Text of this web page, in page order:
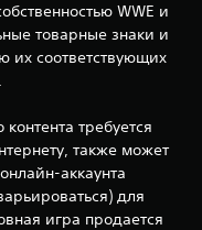
ц
н
о
к
WWE и
товарные знаки и
их соответствующих
требуется
также может
аккаунта
для
игра продается